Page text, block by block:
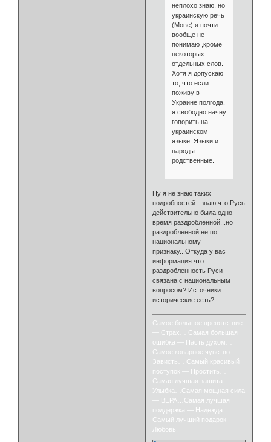
неплохо знаю, но
украинскую речь
(Мове) я почти
вообще не
понимаю ,кроме
некоторых
отдельных слов.
Хотя я допускаю
то, что если
поживу в
Украине полгода,
я свободно начну
говорить на
украинском
языке. Языки и
народы
родственные.
Ну я не знаю таких
подробностей...знаю что Русь
действительно была одно
время раздробленной...но
раздробленной не по
национальному
признаку...Откуда у вас
информация что
раздробленность Руси
связана с национальным
вопросом? Источники
исторические есть?
Самое большое препятствие
— Страх… Самая большая
ошибка — Пасть духом…
Самое коварное чувство —
Зависть… Самый красивый
поступок — Простить…
Самая лучшая защита —
Улыбка…Самая мощная сила
— ВЕРА…Самая лучшая
поддержка — Надежда…
Самый лучший подарок —
Любовь.